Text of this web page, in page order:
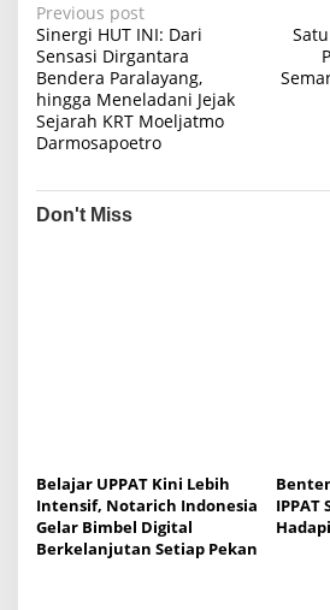
P
o
s
t
n
a
v
Previous post
Sinergi HUT INI: Dari
Sensasi Dirgantara
Bendera Paralayang,
hingga Meneladani Jejak
Sejarah KRT Moeljatmo
Darmosapoetro
Don't Miss
Belajar UPPAT Kini Lebih
Intensif, Notarich Indonesia
Gelar Bimbel Digital
Berkelanjutan Setiap Pekan
IPPAT